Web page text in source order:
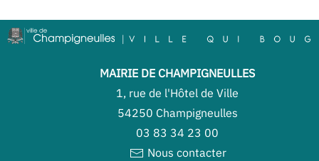
MAIRIE DE CHAMPIGNEULLES
1, rue de l'Hôtel de Ville
54250 Champigneulles
03 83 34 23 00
Nous contacter